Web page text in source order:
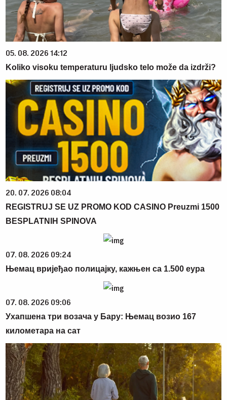
05. 08. 2026 14:12
Koliko visoku temperaturu ljudsko telo može da izdrži?
20. 07. 2026 08:04
REGISTRUJ SE UZ PROMO KOD CASINO Preuzmi 1500
BESPLATNIH SPINOVA
07. 08. 2026 09:24
Њемац вријеђао полицајку, кажњен са 1.500 еура
07. 08. 2026 09:06
Ухапшена три возача у Бару: Њемац возио 167
километара на сат